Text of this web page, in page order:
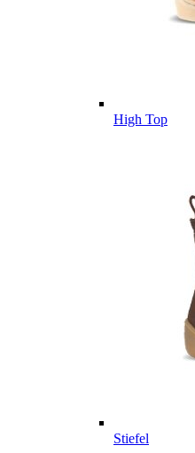
High Top
Stiefel